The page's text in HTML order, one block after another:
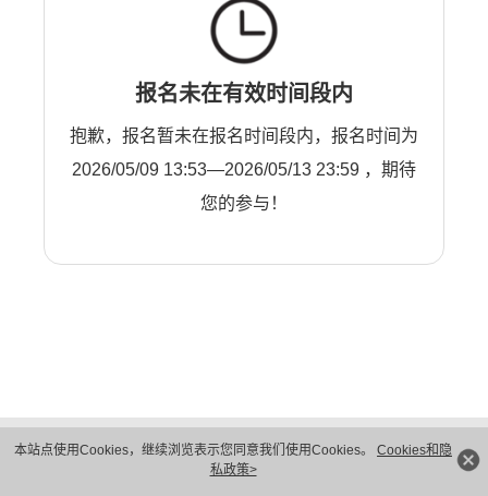
本站点使用Cookies，继续浏览表示您同意我们使用Cookies。 Cookies和隐
私政策>
报名未在有效时间段内
抱歉，报名暂未在报名时间段内，报名时间为
2026/05/09 13:53—2026/05/13 23:59 ，期待
您的参与！
隐私保护
法律声明